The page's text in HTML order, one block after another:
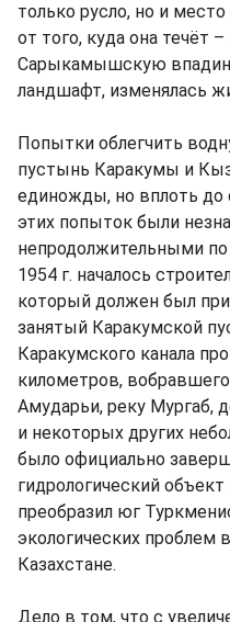
только русло, но и
от того, куда она течёт
Сарыкамышскую
ландшафт, изменялась
Попытки облегчить
пустынь Каракумы и
единожды, но вплоть
этих попыток были
непродолжительными
1954 г. началось
который должен был
занятый Каракумской
Каракумского канала
километров,
Амударьи, реку Мургаб,
и некоторых других
было официально
гидрологический
преобразил юг
экологических проблем
Казахстане.
Дело в том, что с